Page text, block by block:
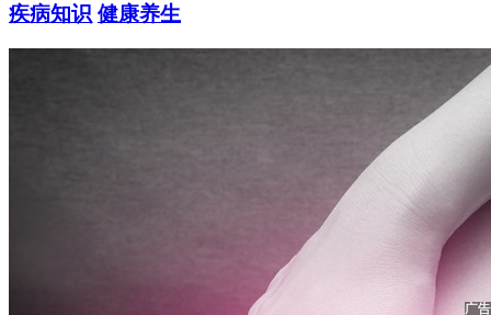
疾病知识 健康养生